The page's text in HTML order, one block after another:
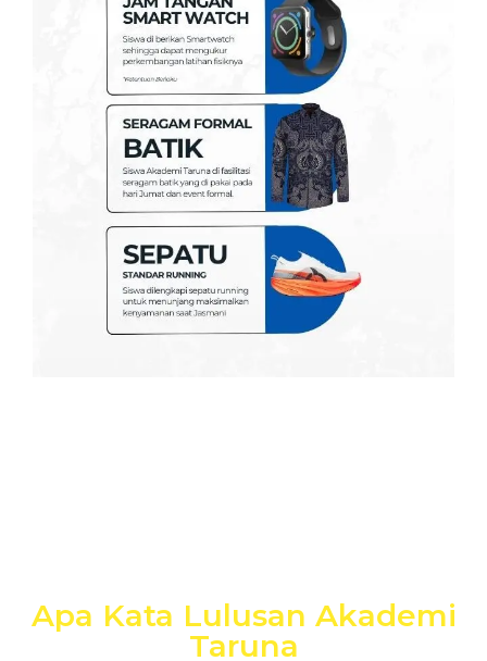
Apa Kata Lulusan Akademi
Taruna